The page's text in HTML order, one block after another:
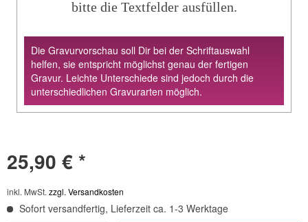
bitte die Textfelder ausfüllen.
Die Gravurvorschau soll Dir bei der Schriftauswahl
helfen, sie entspricht möglichst genau der fertigen
Gravur. Leichte Unterschiede sind jedoch durch die
unterschiedlichen Gravurarten möglich.
25,90 € *
inkl. MwSt.zzgl. Versandkosten
Sofort versandfertig, Lieferzeit ca. 1-3 Werktage